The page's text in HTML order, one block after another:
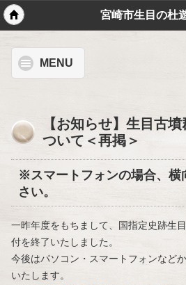
宮崎市生目の杜
MENU
【お知らせ】生目古
ついて＜再掲＞
※スマートフォンの場合、横
さい。
一昨年度をもちまして、国指定史跡生
付を終了いたしました。
今後はパソコン・スマートフォンなど
いたします。